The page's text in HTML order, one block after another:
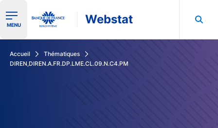
Ouvrir le menu de navigation
MENU Webstat
Accueil
Thématiques
DIREN,DIREN.A.FR.DP.LME.CL.09.N.C4.PM